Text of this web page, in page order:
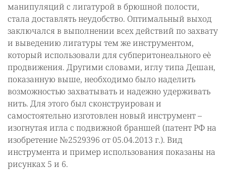
манипуляций с лигатурой в брюшной полости,
стала доставлять неудобство. Оптимальный выход
заключался в выполнении всех действий по захвату
и выведению лигатуры тем же инструментом,
который использовали для субперитонеального еѐ
продвижения. Другими словами, иглу типа Дешан,
показанную выше, необходимо было наделить
возможностью захватывать и надежно удерживать
нить. Для этого был сконструирован и
самостоятельно изготовлен новый инструмент –
изогнутая игла с подвижной браншей (патент РФ на
изобретение №2529396 от 05.04.2013 г.). Вид
инструмента и пример использования показаны на
рисунках 5 и 6.